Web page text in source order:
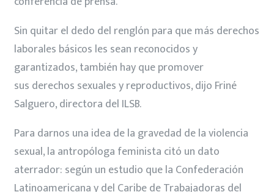
Sin quitar el dedo del renglón para que más derechos
laborales básicos les sean reconocidos y
garantizados, también hay que promover
sus derechos sexuales y reproductivos, dijo Friné
Salguero, directora del ILSB.
Para darnos una idea de la gravedad de la violencia
sexual, la antropóloga feminista citó un dato
aterrador: según un estudio que la Confederación
Latinoamericana y del Caribe de Trabajadoras del